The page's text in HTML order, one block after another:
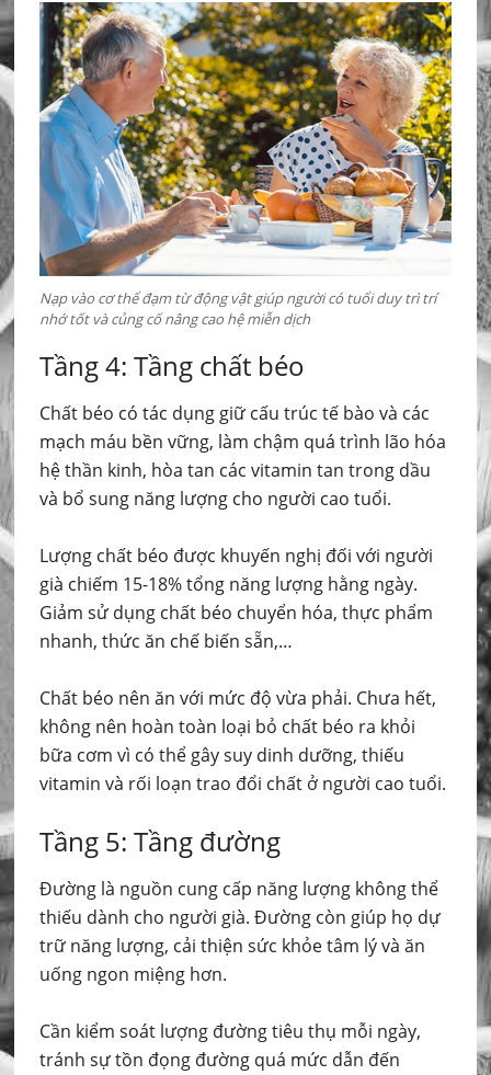
Nạp vào cơ thể đạm từ động vật giúp người có tuổi duy trì trí
nhớ tốt và củng cố nâng cao hệ miễn dịch
Tầng 4: Tầng chất béo
Chất béo có tác dụng giữ cấu trúc tế bào và các
mạch máu bền vững, làm chậm quá trình lão hóa
hệ thần kinh, hòa tan các vitamin tan trong dầu
và bổ sung năng lượng cho người cao tuổi.
Lượng chất béo được khuyến nghị đối với người
già chiếm 15-18% tổng năng lượng hằng ngày.
Giảm sử dụng chất béo chuyển hóa, thực phẩm
nhanh, thức ăn chế biến sẵn,…
Chất béo nên ăn với mức độ vừa phải. Chưa hết,
không nên hoàn toàn loại bỏ chất béo ra khỏi
bữa cơm vì có thể gây suy dinh dưỡng, thiếu
vitamin và rối loạn trao đổi chất ở người cao tuổi.
Tầng 5: Tầng đường
Đường là nguồn cung cấp năng lượng không thể
thiếu dành cho người già. Đường còn giúp họ dự
trữ năng lượng, cải thiện sức khỏe tâm lý và ăn
uống ngon miệng hơn.
Cần kiểm soát lượng đường tiêu thụ mỗi ngày,
tránh sự tồn đọng đường quá mức dẫn đến